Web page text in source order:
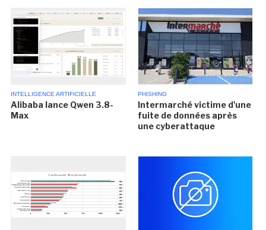
INTELLIGENCE ARTIFICIELLE
Alibaba lance Qwen 3.8-
Max
PHISHING
Intermarché victime d'une
fuite de données après
une cyberattaque